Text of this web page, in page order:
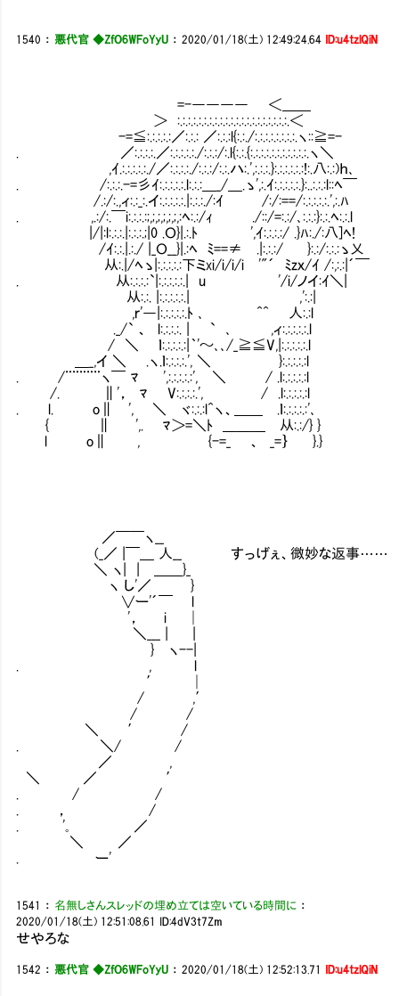
1540 ：悪代官 ◆ZfO6WFoYyU ：2020/01/18(土) 12:49:24.64 ID:u4tzlQiN
=-―――― ＜＿＿
＞ :.:.:.:.:.:.:.:.:.:.:.:.:.:.:.:.:.:.:.:.:.＜
-=≦:.:.:.:.:／:.:.: ／:.:.:l{:.:./:.:.:.:.:.:.:.:.ヽ::≧=-
. ／:.:.:.:.／:.:.:.:.:./:.:.:/:.l{:.:.{:.:.:.:.:.:.:.:.:.:.:.ヽ＼
,ｲ.:.:.:.:.:./／:.:.:.:./:.:.:/:.:.ハ:.',:.:.:.}:.:.:.:.:.:!:.八:.:)ｈ､
. /:.:.:.-=彡ｲ:.:.:.:.:.l:.:.:＿_/＿.ゝ',:.ｲ:.:.:.:.:.}:..:.:.:l::ﾍ￣
/.:/:.,ィ:.:_:.イ:.:.:.:.:.|:.:.:./:ｲ /:/:==/:.:.:.:.:.',:.ﾊ
. ,.:/:.￣i:.:.:.:;,;,;,;,;,;,:ﾍ:.:/ｨ ./::/=:.:/､:.:.:}:.:.ﾍ:.:.l
|/|:l:.:.:.|:.:.:.;|0 .Ｏ}|.:.ﾄ ',ｲ:.:.:.:/ .}ﾊ:./:八]ﾍ!
/ｲ:.:.|.:./ |_Ｏ__}|.:ﾍ ﾐ==≠ .|:.:.:/ }:.:/:.:.:ゝ乂
从:.|/ﾍゝ|:.:.:.:.:下ミxi/i/i/i '"´ ﾐzｘ/ｲ /:,:.:|´￣
. 从:.:.:.:`|:.:.:.:.:.| u '/i/ノイ:ｲ＼| あ～
从:.:. |:.:.:.:.:.| ,':.:|
,ｒ'―|:.:.:.:.:.ﾄ ､ ^^ 人:.:l
._/` 、 l:.:.:.:. | ` ､ ,ィ:.:.:.:.:.l
/ ＼ ｌ:.:.:.:.:|｀'～､､/_≧≦V,|:.:.:.:.:.l
＿_,イ ＼ .ヽ.ｌ:.:.:.:.', ＼ }:.:.:.:.:l
. /¨¨¨¨¨ヽ￣ ﾏ ',:.:.:.:.:', ＼ / .l:.:.:.:.:l
/. ∥'， ﾏ V:.:.:.:.', / .l:.:.:.:.:l
. l. o∥ ', ＼ ヾ:.:.:l^ヽ、＿＿ .ｌ:.:.:.:.:'､
{ ∥ ',. ﾏ＞=＼ﾄ ＿＿＿ 从:.:/} }
l o∥ , {-=_ 、 _=｝ }.}
／￣￣ヽ__
(_／ |￣＿ 人__ すっげぇ、微妙な返事……
＼ ヽ| | ＿＿}_
ヽ し'／ }
∨ー'´￣ l
'， i │
＼___ | |
} ヽ--|
. , l
′ │
/ ,′
/ /
＼ ′ /
. ＼/ /
／ ,
＼ ／ ′
. / /
. ， /
. '｡ ／
＼ ／
. ー'
1541 ： 名無しさんスレッドの埋め立ては空いている時間に ：
2020/01/18(土) 12:51:08.61
ID:4dV3t7Zm
せやろな
1542 ：悪代官 ◆ZfO6WFoYyU ：2020/01/18(土) 12:52:13.71 ID:u4tzlQiN